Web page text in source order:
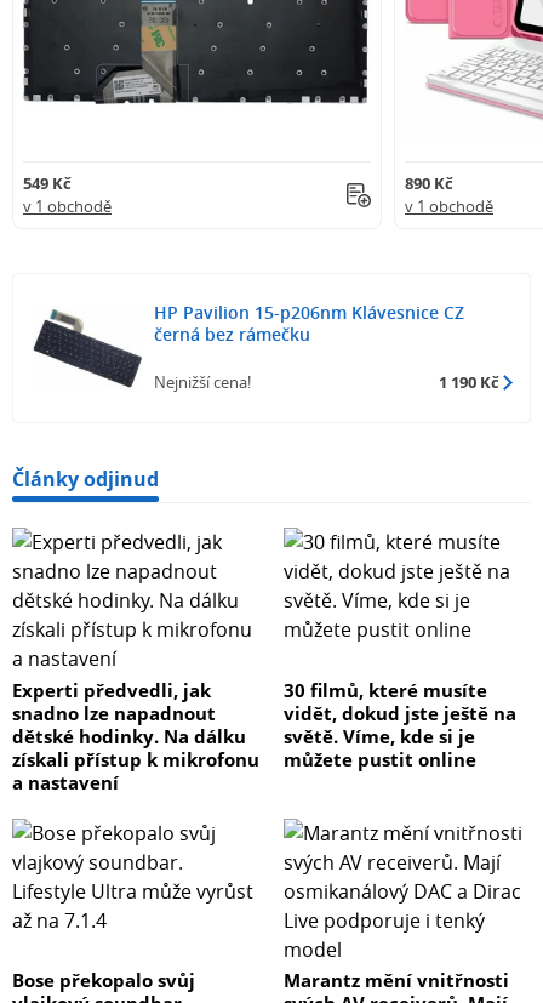
549 Kč
v 1 obchodě
890 Kč
v 1 obchodě
HP Pavilion 15-p206nm Klávesnice CZ
černá bez rámečku
Nejnižší cena! 1 190 Kč
Články odjinud
Experti předvedli, jak
snadno lze napadnout
dětské hodinky. Na dálku
získali přístup k mikrofonu
a nastavení
30 filmů, které musíte
vidět, dokud jste ještě na
světě. Víme, kde si je
můžete pustit online
Bose překopalo svůj
Marantz mění vnitřnosti